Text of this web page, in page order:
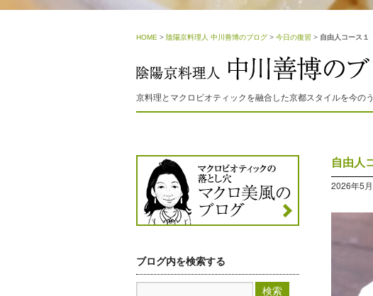
HOME > 陰陽京料理人 中川善博のブログ > 今日の復習 > 自由人コース
京料理とマクロビオティックを融合した京都スタイルを今の
自由
2026年5
ブログ内を検索する